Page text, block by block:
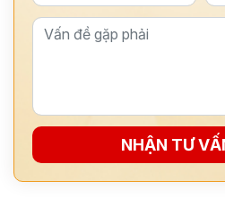
NHẬN TƯ